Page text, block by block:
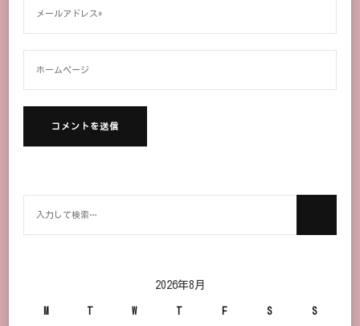
2026年8月
M T W T F S S